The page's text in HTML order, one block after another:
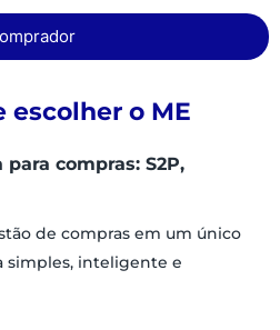
escolher o ME
compras: S2P,
de compras em um único
simples, inteligente e